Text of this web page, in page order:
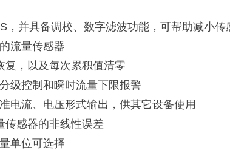
，并具备调校、数字滤波功能，可帮助减小
流量传感器
复，以及每次累积值清零
级控制和瞬时流量下限报警
电流、电压形式输出，供其它设备使用
传感器的非线性误差
单位可选择